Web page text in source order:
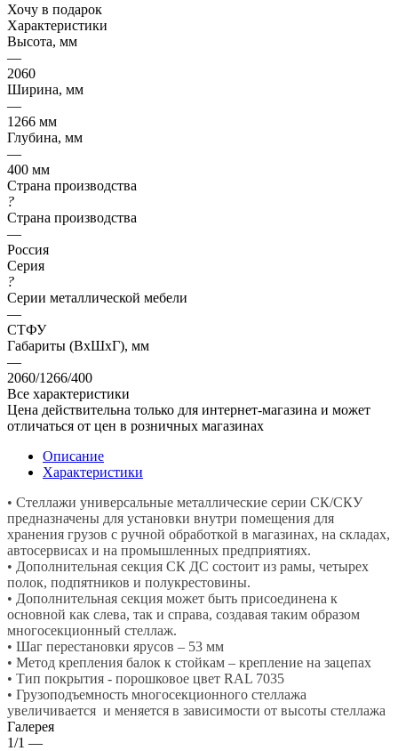
Хочу в подарок
Характеристики
Высота, мм
—
2060
Ширина, мм
—
1266 мм
Глубина, мм
—
400 мм
Страна производства
?
Страна производства
—
Россия
Серия
?
Серии металлической мебели
—
СТФУ
Габариты (ВхШхГ), мм
—
2060/1266/400
Все характеристики
Цена действительна только для интернет-магазина и может
отличаться от цен в розничных магазинах
Описание
Характеристики
• Стеллажи универсальные металлические серии СК/СКУ
предназначены для установки внутри помещения для
хранения грузов с ручной обработкой в магазинах, на складах,
автосервисах и на промышленных предприятиях.
• Дополнительная секция СК ДС состоит из рамы, четырех
полок, подпятников и полукрестовины.
• Дополнительная секция может быть присоединена к
основной как слева, так и справа, создавая таким образом
многосекционный стеллаж.
• Шаг перестановки ярусов – 53 мм
• Метод крепления балок к стойкам – крепление на зацепах
• Тип покрытия - порошковое цвет RAL 7035
• Грузоподъемность многосекционного стеллажа
увеличивается и меняется в зависимости от высоты стеллажа
Галерея
1/1 —